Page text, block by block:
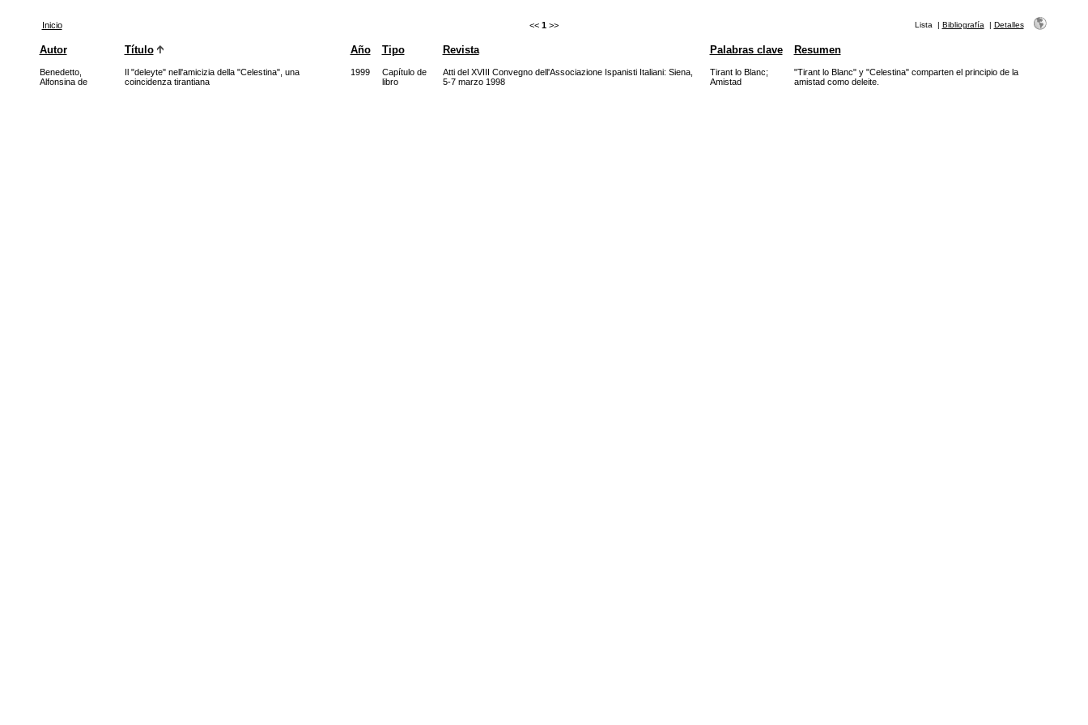
Inicio << 1 >> Lista | Bibliografía | Detalles
Autor Título Año Tipo Revista Palabras clave Resumen
Benedetto,
Alfonsina de
Il "deleyte" nell'amicizia della "Celestina", una
coincidenza tirantiana
1999
Capítulo de
libro
Atti del XVIII Convegno dell'Associazione Ispanisti Italiani: Siena,
5-7 marzo 1998
Tirant lo Blanc;
Amistad
"Tirant lo Blanc" y "Celestina" comparten el principio de la
amistad como deleite.